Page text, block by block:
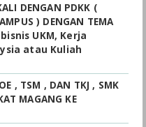
DENGAN PDKK (
) DENGAN TEMA
UKM, Kerja
atau Kuliah
, TSM , DAN TKJ , SMK
MAGANG KE